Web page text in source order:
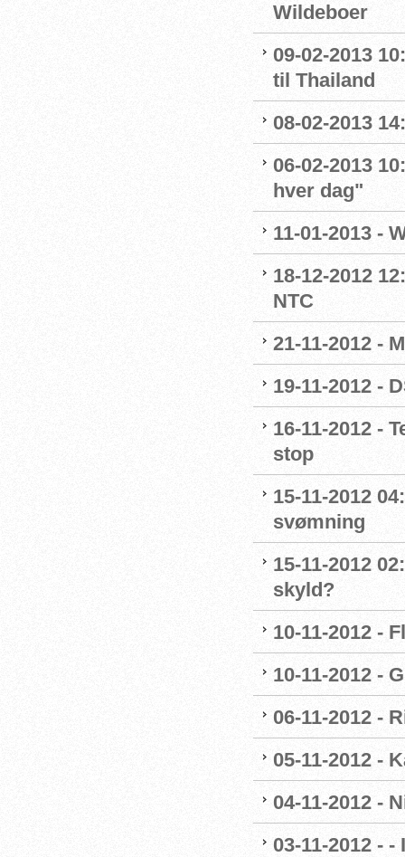
Wildeboer
09-02-2013
til Thailand
08-02-2013
06-02-2013
hver dag"
11-01-2013 -
18-12-2012
NTC
21-11-2012 -
19-11-2012 -
16-11-2012 -
stop
15-11-2012
svømning
15-11-2012
skyld?
10-11-2012 -
10-11-2012 -
06-11-2012 -
05-11-2012 -
04-11-2012 -
03-11-2012 -